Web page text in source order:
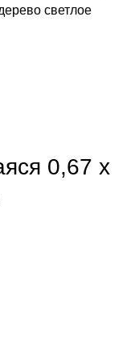
светлое
0,67 х